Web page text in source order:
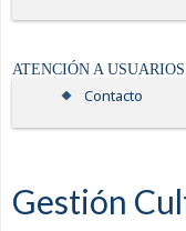
ATENCIÓN A USUARIOS
Contacto
Gestión